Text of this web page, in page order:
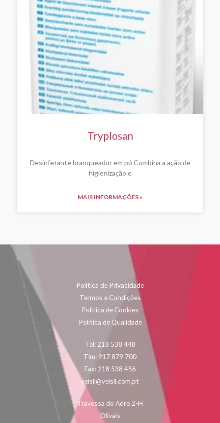
Tryplosan
Desinfetante branqueador em pó Combina a ação de
higienização e
MAIS INFORMAÇÕES »
Politica de Privacidade
Termos e Condições
Politica de Cookies
Politica de Qualidade
Tel: 218 538 448
Tlm: 917 879 700
Fax: 218 538 456
veisil@veisil.com.pt
Travessa do Adro 2-H
Olivais